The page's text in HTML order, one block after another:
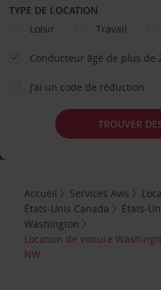
TYPE DE LOCATION
Loisir
Travail
Conducteur âgé de plus de
J’ai un code de réduction
TROUVER
Accueil Services Avis
États-Unis Canada
États-
Washington
Location de voiture
NW